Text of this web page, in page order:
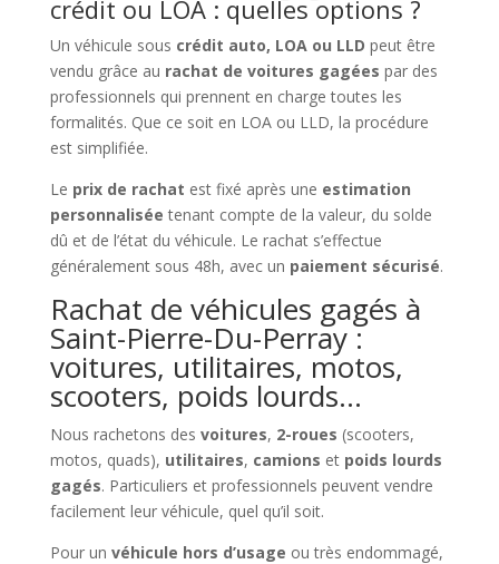
crédit ou LOA : quelles options ?
Un véhicule sous crédit auto, LOA ou LLD peut être
vendu grâce au rachat de voitures gagées par des
professionnels qui prennent en charge toutes les
formalités. Que ce soit en LOA ou LLD, la procédure
est simplifiée.
Le prix de rachat est fixé après une estimation
personnalisée tenant compte de la valeur, du solde
dû et de l’état du véhicule. Le rachat s’effectue
généralement sous 48h, avec un paiement sécurisé.
Rachat de véhicules gagés à
Saint-Pierre-Du-Perray :
voitures, utilitaires, motos,
scooters, poids lourds…
Nous rachetons des voitures, 2-roues (scooters,
motos, quads), utilitaires, camions et poids lourds
gagés. Particuliers et professionnels peuvent vendre
facilement leur véhicule, quel qu’il soit.
Pour un véhicule hors d’usage ou très endommagé,